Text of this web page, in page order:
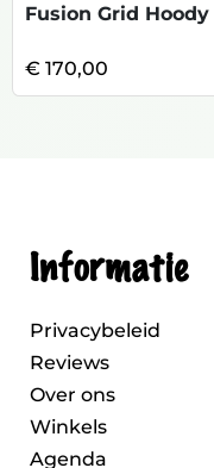
€ 170,00
Informatie
Privacybeleid
Reviews
Over ons
Winkels
Agenda